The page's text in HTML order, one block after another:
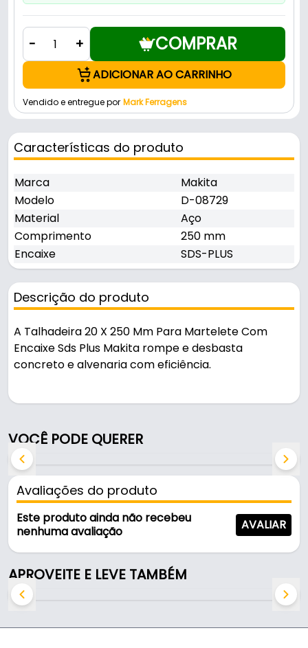
- + COMPRAR
ADICIONAR AO CARRINHO
Vendido e entregue por Mark Ferragens
Características do produto
Marca
Makita
Modelo
D-08729
Material
Aço
Comprimento
250 mm
Encaixe
SDS-PLUS
Descrição do produto
A Talhadeira 20 X 250 Mm Para Martelete Com
Encaixe Sds Plus Makita rompe e desbasta
concreto e alvenaria com eficiência.
Fabricada em Aço, é resistente e durável no uso
diário. Possui encaixe sds-plus.
Características:
- Marca: Makita
- Modelo: D-08729
- Material: Aço
VOCÊ PODE QUERER
Avaliações do produto
Este produto ainda não recebeu
nenhuma avaliação
AVALIAR
APROVEITE E LEVE TAMBÉM